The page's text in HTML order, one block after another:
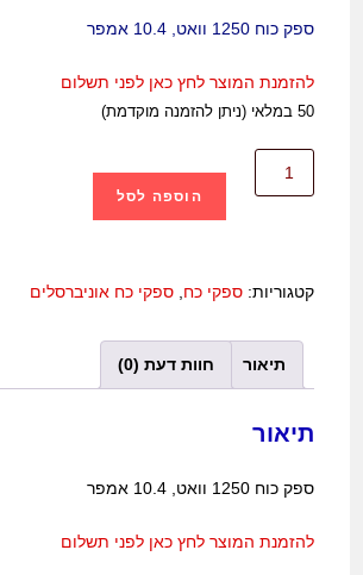
ספק כוח 1250 וואט, 10.4 אמפר
להזמנת המוצר לחץ כאן לפני תשלום
50 במלאי (ניתן להזמנה מוקדמת)
הוספה לסל
קטגוריות:ספקי כח,ספקי כח אוניברסלים
תיאור חוות דעת (0)
תיאור
ספק כוח 1250 וואט, 10.4 אמפר
להזמנת המוצר לחץ כאן לפני תשלום